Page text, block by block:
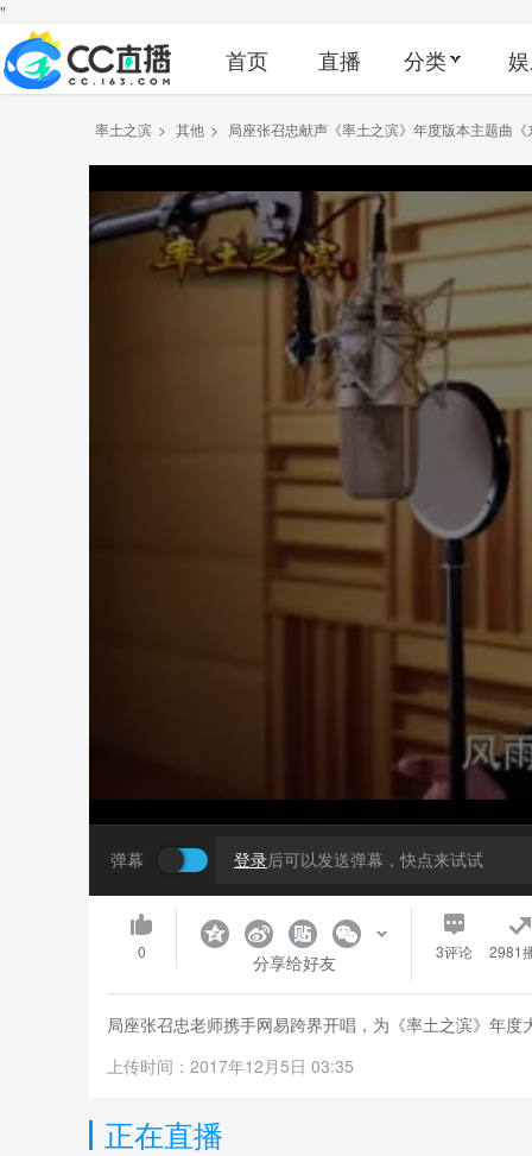
"
首页 直播 分类
率土之滨 > 其他 > 局座张召忠献声《率土之滨》年度版本主题曲《
弹幕 登录后可以发送弹幕，快点来试试
0 分享给好友 3评论 2981
局座张召忠老师携手网易跨界开唱，为《率土之滨》年
上传时间：2017年12月5日 03:35
正在直播